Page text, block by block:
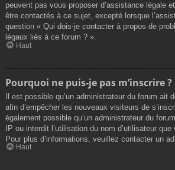
peuvent pas vous proposer d’assistance légale
être contactés à ce sujet, excepté lorsque
question « Qui dois-je contacter à propos de
légaux liés à ce forum ? ».
Haut
Pourquoi ne puis-je pas m’inscrire ?
Il est possible qu’un administrateur du forum ait
afin d’empêcher les nouveaux visiteurs de
également possible qu’un administrateur du
IP ou interdit l’utilisation du nom d’utilisateur
Pour plus d’informations, veuillez contacter un
Haut